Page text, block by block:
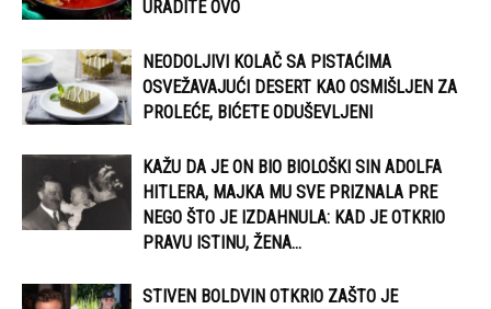
URADITE OVO
NEODOLJIVI KOLAČ SA PISTAĆIMA
OSVEŽAVAJUĆI DESERT KAO OSMIŠLJEN ZA
PROLEĆE, BIĆETE ODUŠEVLJENI
KAŽU DA JE ON BIO BIOLOŠKI SIN ADOLFA
HITLERA, MAJKA MU SVE PRIZNALA PRE
NEGO ŠTO JE IZDAHNULA: KAD JE OTKRIO
PRAVU ISTINU, ŽENA...
STIVEN BOLDVIN OTKRIO ZAŠTO JE